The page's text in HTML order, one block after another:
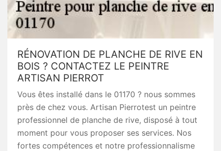
RÉNOVATION DE PLANCHE DE RIVE EN
BOIS ? CONTACTEZ LE PEINTRE
ARTISAN PIERROT
Vous êtes installé dans le 01170 ? nous sommes
près de chez vous. Artisan Pierrotest un peintre
professionnel de planche de rive, disposé à tout
moment pour vous proposer ses services. Nos
fortes compétences et notre professionnalisme